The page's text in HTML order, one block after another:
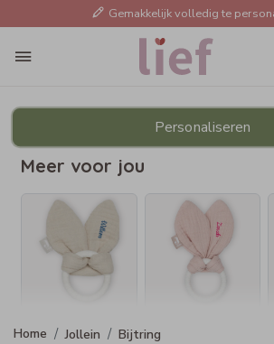
Gemakkelijk volledig te
Personaliseren
Meer voor jou
Jollein Bijtring